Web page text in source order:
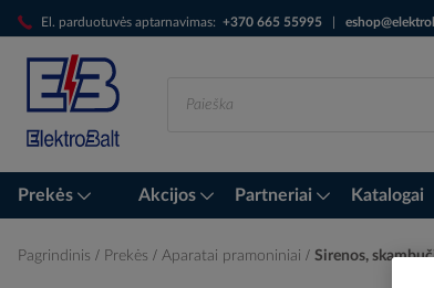
El. parduotuvės aptarnavimas: +370 665 55995
Skip
to
Content
Prekės Akcijos Partneriai Katalogai
Pagrindinis Prekės Aparatai pramoniniai Sirenos,